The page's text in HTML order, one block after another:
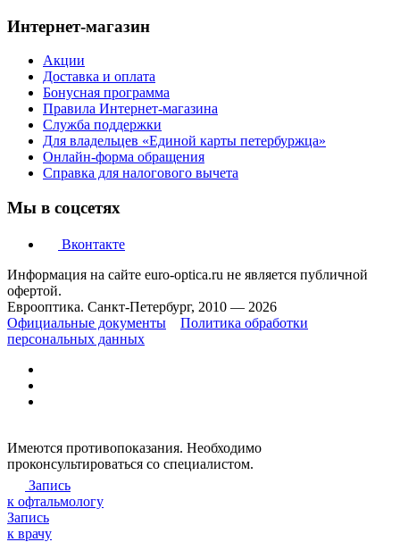
Интернет-магазин
Акции
Доставка и оплата
Бонусная программа
Правила Интернет-магазина
Служба поддержки
Для владельцев «Единой карты петербуржца»
Онлайн-форма обращения
Справка для налогового вычета
Мы в соцсетях
Вконтакте
Информация на сайте euro-optica.ru не является публичной
офертой.
Еврооптика. Санкт-Петербург, 2010 — 2026
Официальные документы
Политика обработки
персональных данных
Имеются противопоказания. Необходимо
проконсультироваться со специалистом.
Запись
к офтальмологу
Запись
к врачу